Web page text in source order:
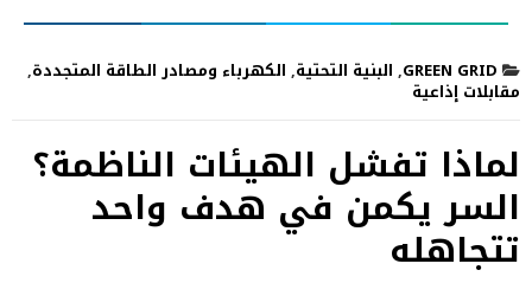
GREEN GRID
, البنية التحتية, الكهرباء ومصادر الطاقة المتجددة,
مقابلات إذاعية
لماذا تفشل الهيئات الناظمة؟
السر يكمن في هدف واحد
تتجاهله